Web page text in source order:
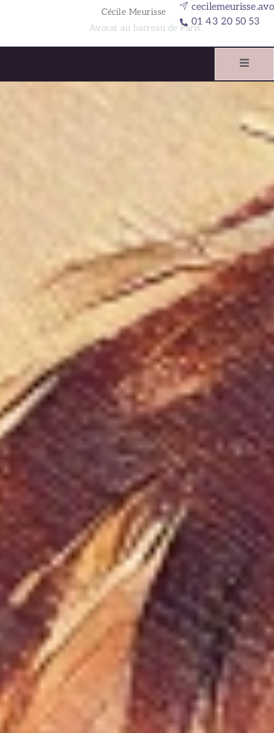
Cécile Meurisse
Avocat au barreau de Paris
01 43 20 50 53